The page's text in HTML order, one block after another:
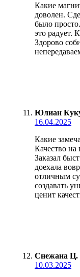
Какие
доволен.
было
это радует.
Здорово
Юлиан
16.04.2025
Какие
Качество на
Заказал
доехала
отличным
создавать
ценит
Снежана Ц.
10.03.2025